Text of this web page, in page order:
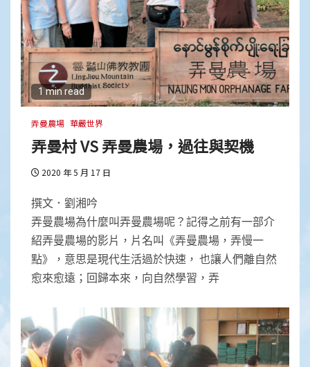
1 min read
弄曼農場 華嚴世界
弄曼村 VS 弄曼農場，過往與契機
2020 年 5 月 17 日
撰文．劉湘吟
弄曼農場為什麼叫弄曼農場呢？記得之前有一部介
紹弄曼農場的影片，片名叫《弄曼農場，弄慢一
點》，意思是現代生活過於快速， 也讓人們離自然
愈來愈遠；回歸本來，向自然學習，弄